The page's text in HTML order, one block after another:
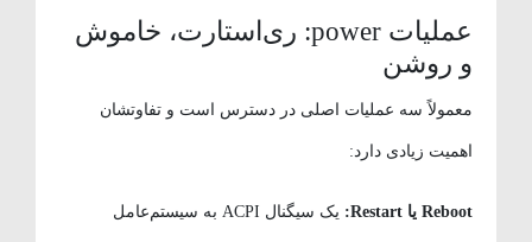
عملیات power: ری‌استارت، خاموش
و روشن
معمولاً سه عملیات اصلی در دسترس است و تفاوتشان
اهمیت زیادی دارد:
Reboot یا Restart: یک سیگنال ACPI به سیستم‌عامل